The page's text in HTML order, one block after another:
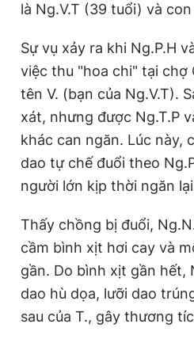
là Ng.V.T (39 tuổi) và
Sự vụ xảy ra khi Ng.P.H
việc thu "hoa chi" tại chợ
tên V. (bạn của Ng.V.T).
xát, nhưng được Ng.T.P
khác can ngăn. Lúc này,
dao tự chế đuổi theo
người lớn kịp thời ngăn
Thấy chồng bị đuổi,
cầm bình xịt hơi cay và
gần. Do bình xịt gần hết,
dao hù dọa, lưỡi dao
sau của T., gây thương